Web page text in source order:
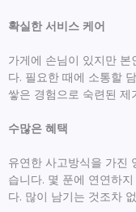
확실한 서비스 케어
가게에 손님이 있지만
다. 필요한 때에 소통할
쌓은 경험으로 숙련된
수많은 혜택
유연한 사고방식을 가진
습니다. 몇 푼에 연연하
다. 많이 남기는 것조차